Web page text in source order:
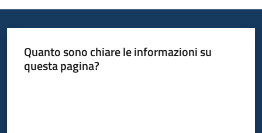
Quanto sono chiare le informazioni su
questa pagina?